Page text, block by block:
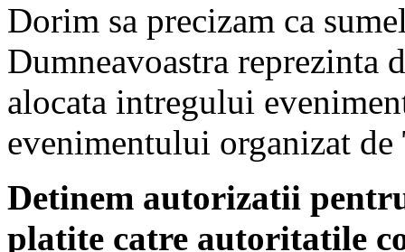
Dorim sa precizam ca
Dumneavoastra reprezinta
alocata intregului
evenimentului organizat de
Detinem autorizatii
platite catre autoritatile